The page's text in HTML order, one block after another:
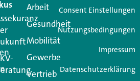
leichter macht. Mit nur einem
Arbeit
Gesundheit
Mobilität
Gewerbe
Vertrieb
Consent Einstellungen
Nutzungsbedingungen
Impressum
Datenschutzerklärung